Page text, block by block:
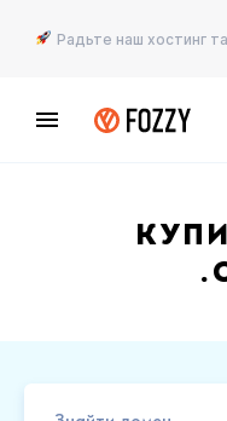
Радьте наш хостинг